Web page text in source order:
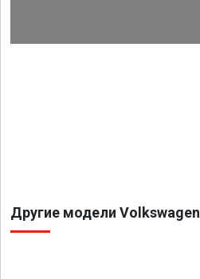
Другие модели Volkswagen